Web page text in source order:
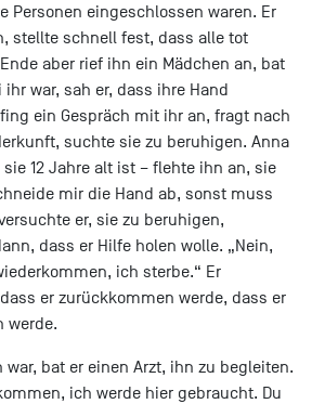
Personen eingeschlossen waren. Er
stellte schnell fest, dass alle tot
aber rief ihn ein Mädchen an, bat
war, sah er, dass ihre Hand
ein Gespräch mit ihr an, fragt nach
suchte sie zu beruhigen. Anna
12 Jahre alt ist – flehte ihn an, sie
mir die Hand ab, sonst muss
er, sie zu beruhigen,
dass er Hilfe holen wolle. „Nein,
ich sterbe.“ Er
er zurückkommen werde, dass er
werde.
war, bat er einen Arzt, ihn zu begleiten.
ich werde hier gebraucht. Du